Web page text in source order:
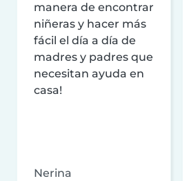
manera de encontrar
niñeras y hacer más
fácil el día a día de
madres y padres que
necesitan ayuda en
casa!
Nerina